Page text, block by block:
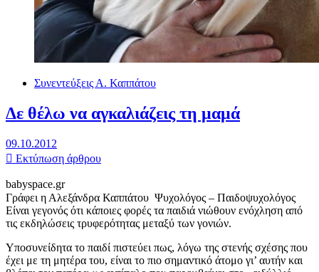
Συνεντεύξεις Α. Καππάτου
Δε θέλω να αγκαλιάζεις τη μαμά
09.10.2012
Εκτύπωση άρθρου
babyspace.gr
Γράφει η Αλεξάνδρα Καππάτου Ψυχολόγος – Παιδοψυχολόγος
Είναι γεγονός ότι κάποιες φορές τα παιδιά νιώθουν ενόχληση από
τις εκδηλώσεις τρυφερότητας μεταξύ των γονιών.
Υποσυνείδητα το παιδί πιστεύει πως, λόγω της στενής σχέσης που
έχει με τη μητέρα του, είναι το πιο σημαντικό άτομο γι’ αυτήν και